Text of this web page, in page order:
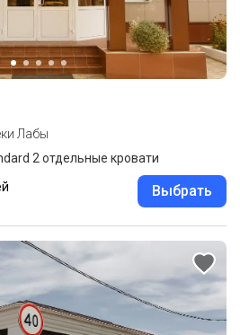
Лабы
2 отдельные кровати
Выбрать